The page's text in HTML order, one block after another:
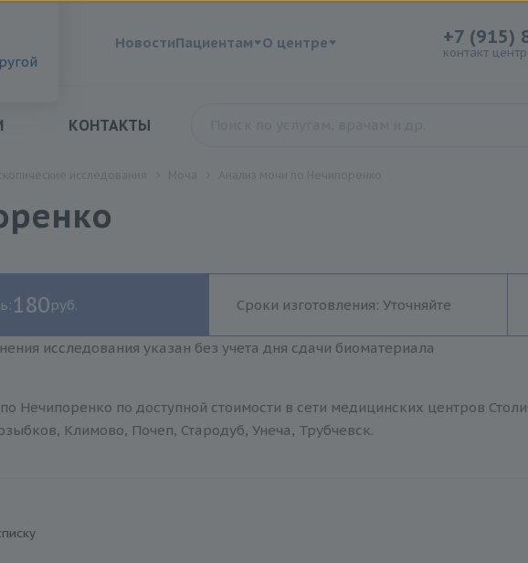
НовостиПациентам О центре +7 (915)
контакт
КОНТАКТЫ
180руб. Сроки изготовления: Уточняйте
исследования указан без учета дня сдачи биоматериала
Нечипоренко по доступной стоимости в сети медицинских центров
Климово, Почеп, Стародуб, Унеча, Трубчевск.